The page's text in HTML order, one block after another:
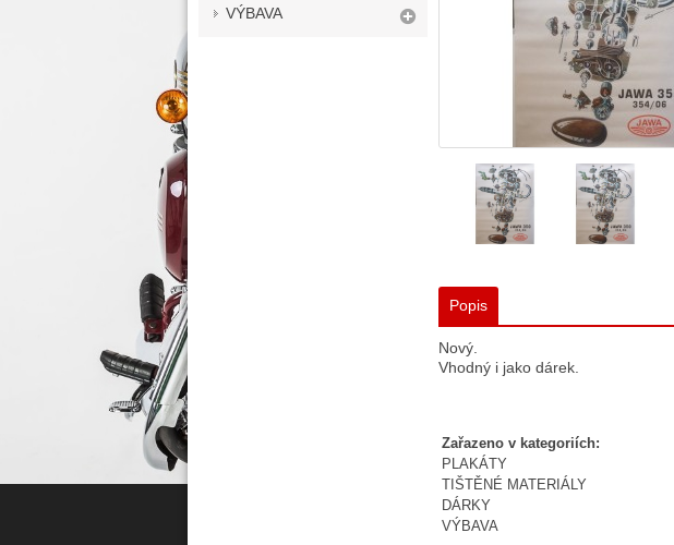
VÝBAVA
Popis
Nový.
Vhodný i jako dárek.
Zařazeno v kategoriích:
PLAKÁTY
TIŠTĚNÉ MATERIÁLY
DÁRKY
VÝBAVA